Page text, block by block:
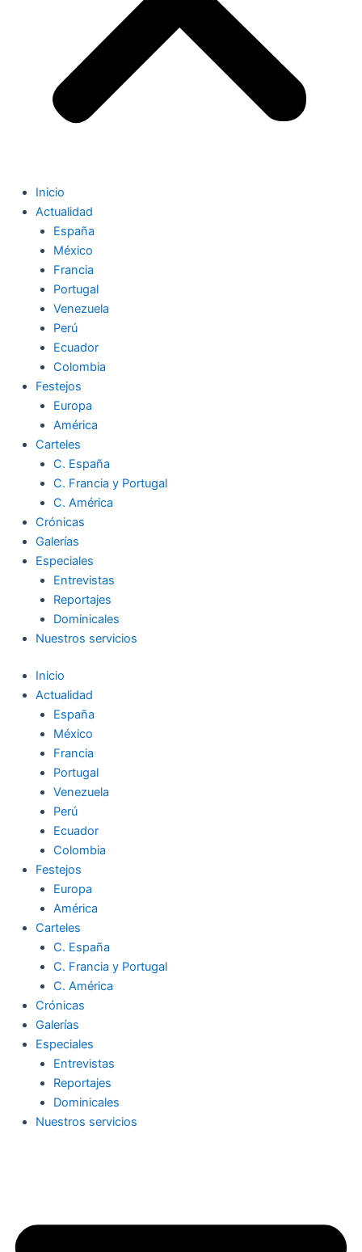
Inicio
Actualidad
España
México
Francia
Portugal
Venezuela
Perú
Ecuador
Colombia
Festejos
Europa
América
Carteles
C. España
C. Francia y Portugal
C. América
Crónicas
Galerías
Especiales
Entrevistas
Reportajes
Dominicales
Nuestros servicios
Inicio
Actualidad
España
México
Francia
Portugal
Venezuela
Perú
Ecuador
Colombia
Festejos
Europa
América
Carteles
C. España
C. Francia y Portugal
C. América
Crónicas
Galerías
Especiales
Entrevistas
Reportajes
Dominicales
Nuestros servicios